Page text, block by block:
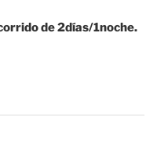
de 2días/1noche.